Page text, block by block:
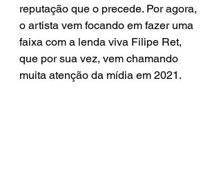
reputação que o precede. Por agora,
o artista vem focando em fazer uma
faixa com a lenda viva Filipe Ret,
que por sua vez, vem chamando
muita atenção da mídia em 2021.